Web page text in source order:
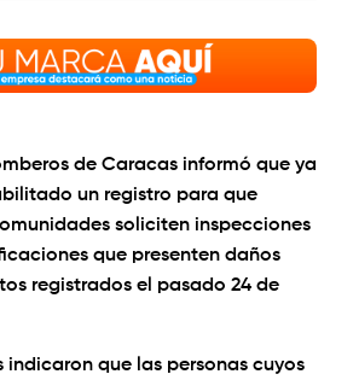
de Caracas informó que ya
un registro para que
soliciten inspecciones
que presenten daños
registrados el pasado 24 de
indicaron que las personas cuyos